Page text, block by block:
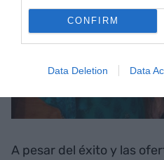
CONFIRM
Data Deletion Data
A pesar del éxito y las